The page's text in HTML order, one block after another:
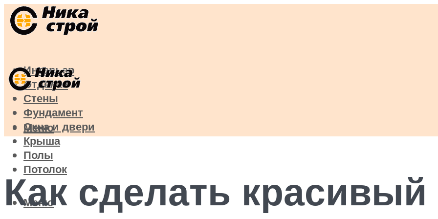
Интерьер
Отделка
Стены
Фундамент
Окна и двери
Крыша
Полы
Потолок
Меню
Меню
Как сделать красивый